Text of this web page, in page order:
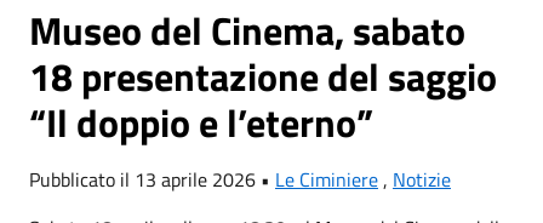
Museo del Cinema, sabato
18 presentazione del saggio
“Il doppio e l’eterno”
Pubblicato il 13 aprile 2026 • Le Ciminiere, Notizie